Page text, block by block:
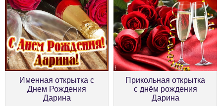
Именная открытка с
Днем Рождения
Дарина
Прикольная открытка
с днём рождения
Дарина